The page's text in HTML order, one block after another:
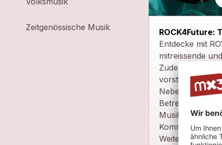
Zeitgenössische Musik
ROCK4Future:
Entdecke mit
mitreissende
Zudem sind
vorstellen und
Neben geilen
BetreiberInnen
Musikszene
Komm vorbei,
Weitere